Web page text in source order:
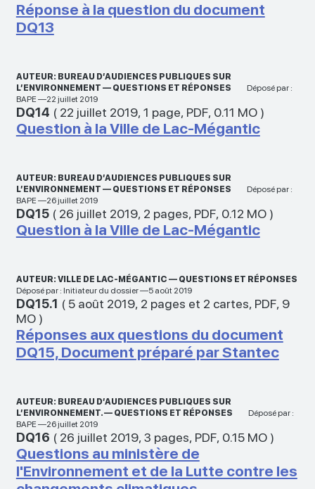
Réponse à la question du document
DQ13
AUTEUR: BUREAU D’AUDIENCES PUBLIQUES SUR
L’ENVIRONNEMENT — QUESTIONS ET RÉPONSES
Déposé par :
BAPE —22 juillet 2019
DQ14 ( 22 juillet 2019, 1 page, PDF, 0.11 MO)
Question à la Ville de Lac-Mégantic
AUTEUR: BUREAU D’AUDIENCES PUBLIQUES SUR
L’ENVIRONNEMENT — QUESTIONS ET RÉPONSES
Déposé par :
BAPE —26 juillet 2019
DQ15( 26 juillet 2019, 2 pages, PDF, 0.12 MO)
Question à la Ville de Lac-Mégantic
AUTEUR: VILLE DE LAC-MÉGANTIC — QUESTIONS ET RÉPONSES
Déposé par : Initiateur du dossier —5 août 2019
DQ15.1 ( 5 août 2019, 2 pages et 2 cartes, PDF, 9
MO)
Réponses aux questions du document
DQ15, Document préparé par Stantec
AUTEUR: BUREAU D’AUDIENCES PUBLIQUES SUR
L’ENVIRONNEMENT. — QUESTIONS ET RÉPONSES
Déposé par :
BAPE —26 juillet 2019
DQ16 ( 26 juillet 2019, 3 pages, PDF, 0.15 MO)
Questions au ministère de
l'Environnement et de la Lutte contre les